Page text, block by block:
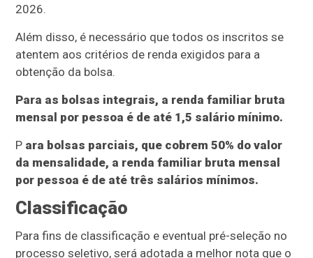
2026.
Além disso, é necessário que todos os inscritos se
atentem aos critérios de renda exigidos para a
obtenção da bolsa.
Para as bolsas integrais, a renda familiar bruta
mensal por pessoa é de até 1,5 salário mínimo.
P ara bolsas parciais, que cobrem 50% do valor
da mensalidade, a renda familiar bruta mensal
por pessoa é de até três salários mínimos.
Classificação
Para fins de classificação e eventual pré-seleção no
processo seletivo, será adotada a melhor nota que o